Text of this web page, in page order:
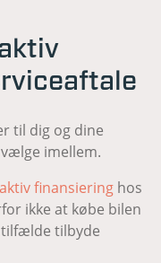
til dig og dine
imellem.
finansiering hos
ikke at købe bilen
tilfælde tilbyde